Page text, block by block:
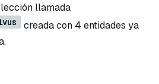
llamada
creada con 4 entidades ya